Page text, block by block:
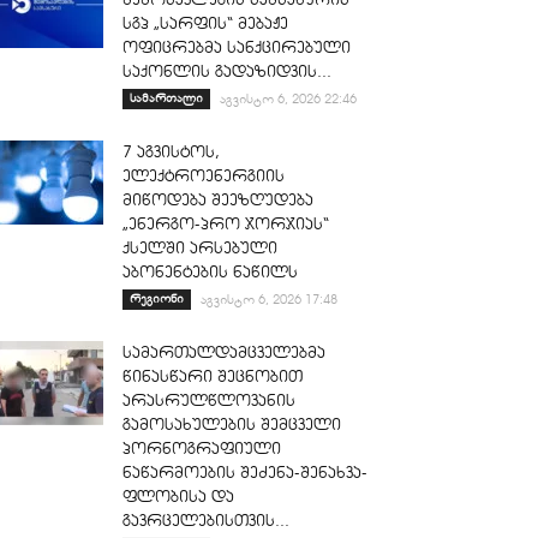
სგპ „სარფის“ მებაჟე
ოფიცრებმა სანქცირებული
საქონლის გადაზიდვის...
სამართალი აგვისტო 6, 2026 22:46
7 აგვისტოს,
ელექტროენერგიის
მიწოდება შეეზღუდება
„ენერგო-პრო ჯორჯიას“
ქსელში არსებული
აბონენტების ნაწილს
რეგიონი აგვისტო 6, 2026 17:48
სამართალდამცველებმა
წინასწარი შეცნობით
არასრულწლოვანის
გამოსახულების შემცველი
პორნოგრაფიული
ნაწარმოების შეძენა-შენახვა-
ფლობისა და
გავრცელებისთვის...